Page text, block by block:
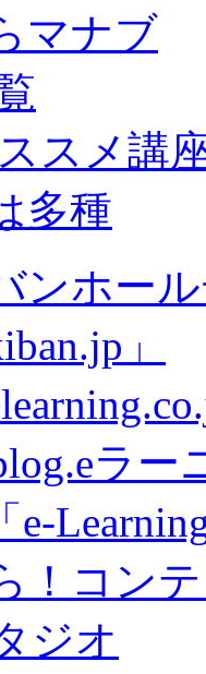
マナブ
スメ講
多種
ンホー
」
ラー
e-
！コン
ジオ